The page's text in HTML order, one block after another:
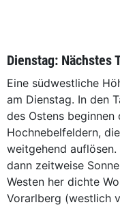
Dienstag:
Eine südwestliche
am Dienstag. In den
des Ostens
Hochnebelfeldern,
weitgehend
dann zeitweise
Westen her dichte
Vorarlberg (westlich